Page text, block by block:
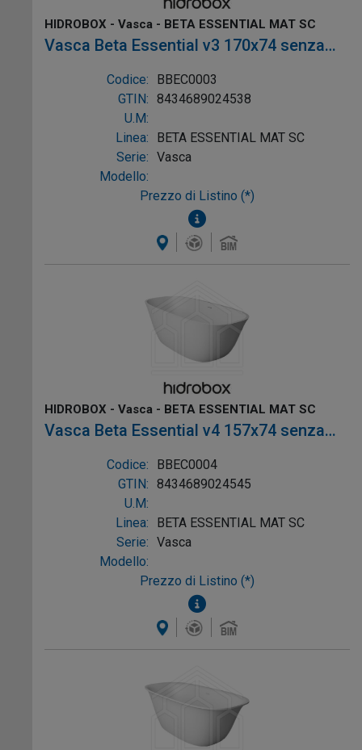
HIDROBOX - Vasca - BETA ESSENTIAL MAT SC
Vasca Beta Essential v3 170x74 senza
troppopieno colore Bianco, mat Sc, Ref:
BBEC0003
Codice:
BBEC0003
GTIN: 8434689024538
U.M:
Linea:
BETA ESSENTIAL MAT SC
Serie: Vasca
Modello:
Prezzo di Listino (*)
HIDROBOX - Vasca - BETA ESSENTIAL MAT SC
Vasca Beta Essential v4 157x74 senza
troppopieno colore Bianco, mat Sc, Ref:
BBEC0004
Codice:
BBEC0004
GTIN: 8434689024545
U.M:
Linea:
BETA ESSENTIAL MAT SC
Serie: Vasca
Modello:
Prezzo di Listino (*)